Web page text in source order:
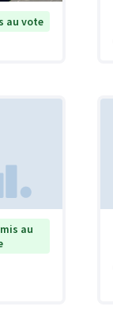
au vote
au